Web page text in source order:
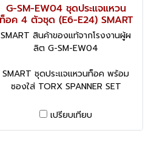
G-SM-EW04 ชุดประแจแหวน
ท็อค 4 ตัวชุด (E6-E24) SMART
SMART สินค้าของแท้จากโรงงานผู้ผ
ลิต G-SM-EW04
SMART ชุดประแจแหวนท็อค พร้อม
ซองใส่ TORX SPANNER SET
เปรียบเทียบ